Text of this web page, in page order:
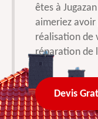
êtes à
aimeriez avoir
réalisation de
réparation de
Devis